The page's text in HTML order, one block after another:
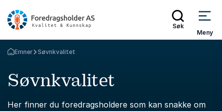
Søk
Meny
Gå tilbake til startsiden
Emner Søvnkvalitet
Søvnkvalitet
Her finner du foredragsholdere som kan snakke om